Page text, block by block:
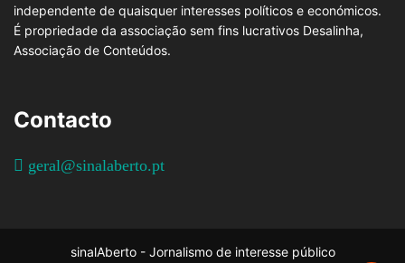
independente de quaisquer interesses políticos e económicos.
É propriedade da associação sem fins lucrativos Desalinha,
Associação de Conteúdos.
Contacto
geral@sinalaberto.pt
sinalAberto - Jornalismo de interesse público